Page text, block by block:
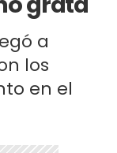
a
los
en el